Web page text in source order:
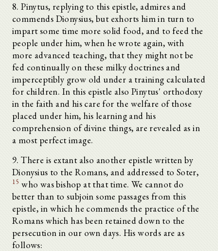
8. Pinytus, replying to this epistle, admires and
commends Dionysius, but exhorts him in turn to
impart some time more solid food, and to feed the
people under him, when he wrote again, with
more advanced teaching, that they might not be
fed continually on these milky doctrines and
imperceptibly grow old under a training calculated
for children. In this epistle also Pinytus' orthodoxy
in the faith and his care for the welfare of those
placed under him, his learning and his
comprehension of divine things, are revealed as in
a most perfect image.
9. There is extant also another epistle written by
Dionysius to the Romans, and addressed to Soter,
15 who was bishop at that time. We cannot do
better than to subjoin some passages from this
epistle, in which he commends the practice of the
Romans which has been retained down to the
persecution in our own days. His words are as
follows: